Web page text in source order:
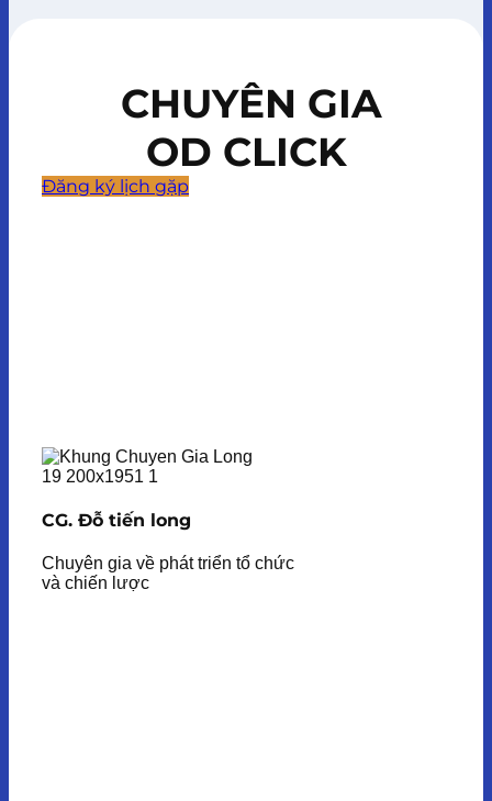
CHUYÊN GIA
OD CLICK
Đăng ký lịch gặp
CG. Đỗ tiến long
Chuyên gia về phát triển tổ chức
và chiến lược